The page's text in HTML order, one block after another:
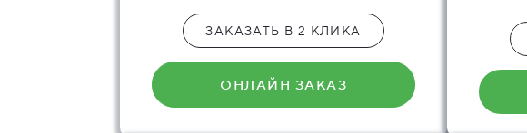
ЗАКАЗАТЬ В 2 КЛИКА
ОНЛАЙН ЗАКАЗ